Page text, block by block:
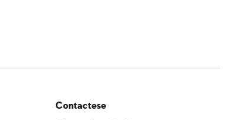
Contactese